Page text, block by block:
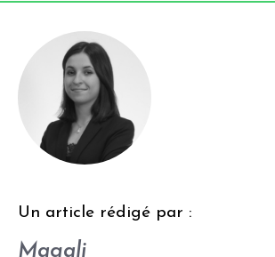
Un article rédigé par :
Magali